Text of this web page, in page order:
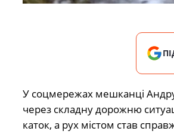
У соцмережах мешканці
через складну дорожню
каток, а рух містом став